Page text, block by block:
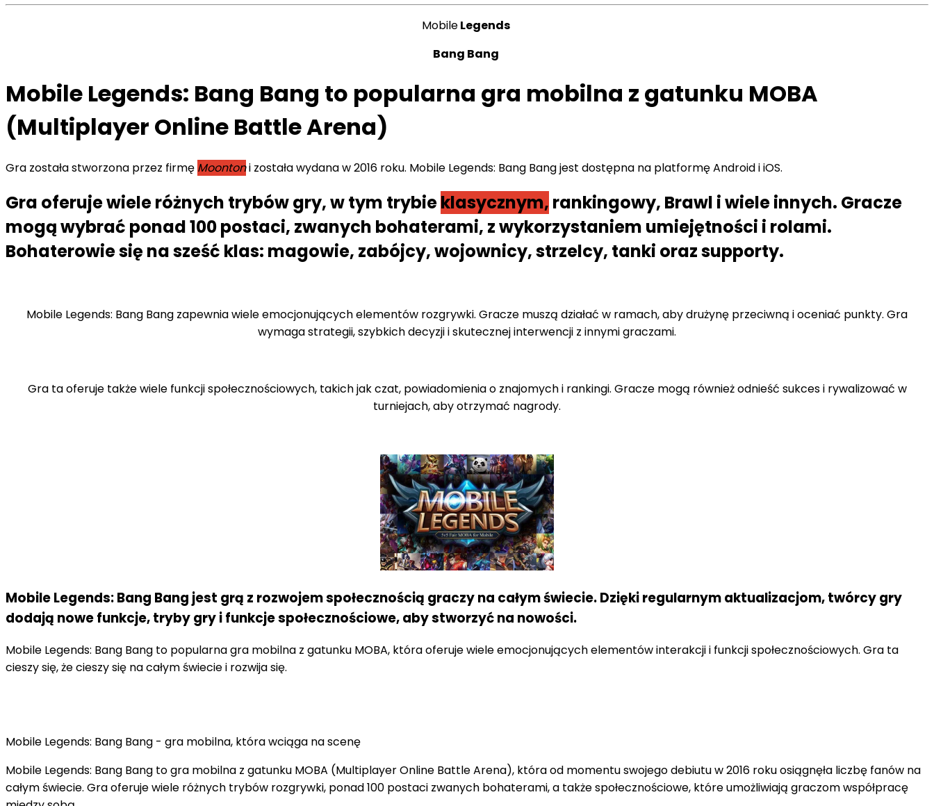
MobileLegends
Bang Bang
Mobile Legends: Bang Bang to popularna gra mobilna z gatunku MOBA
(Multiplayer Online Battle Arena)
Gra została stworzona przez firmę Moontoni została wydana w 2016 roku. Mobile Legends: Bang Bang jest dostępna na platformę Android i iOS.
Gra oferuje wiele różnych trybów gry, w tym trybieklasycznym, rankingowy, Brawl i wiele innych. Gracze
mogą wybrać ponad 100 postaci, zwanych bohaterami, z wykorzystaniem umiejętności i rolami.
Bohaterowie się na sześć klas: magowie, zabójcy, wojownicy, strzelcy, tanki oraz supporty.
Mobile Legends: Bang Bang zapewnia wiele emocjonujących elementów rozgrywki. Gracze muszą działać w ramach, aby drużynę przeciwną i oceniać punkty. Gra
wymaga strategii, szybkich decyzji i skutecznej interwencji z innymi graczami.
Gra ta oferuje także wiele funkcji społecznościowych, takich jak czat, powiadomienia o znajomych i rankingi. Gracze mogą również odnieść sukces i rywalizować w
turniejach, aby otrzymać nagrody.
Mobile Legends: Bang Bang jest grą z rozwojem społecznością graczy na całym świecie. Dzięki regularnym aktualizacjom, twórcy gry
dodają nowe funkcje, tryby gry i funkcje społecznościowe, aby stworzyć na nowości.
Mobile Legends: Bang Bang to popularna gra mobilna z gatunku MOBA, która oferuje wiele emocjonujących elementów interakcji i funkcji społecznościowych. Gra ta
cieszy się, że cieszy się na całym świecie i rozwija się.
Mobile Legends: Bang Bang - gra mobilna, która wciąga na scenę
Mobile Legends: Bang Bang to gra mobilna z gatunku MOBA (Multiplayer Online Battle Arena), która od momentu swojego debiutu w 2016 roku osiągnęła liczbę fanów na
całym świecie. Gra oferuje wiele różnych trybów rozgrywki, ponad 100 postaci zwanych bohaterami, a także społecznościowe, które umożliwiają graczom współpracę